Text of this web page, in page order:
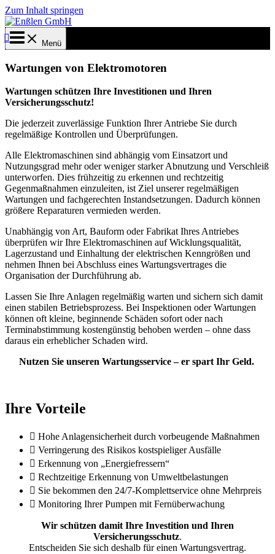
Zum Inhalt springen
Menü
Wartungen von Elektromotoren
Wartungen schützen Ihre Investitionen und Ihren
Versicherungsschutz!
Die jederzeit zuverlässige Funktion Ihrer Antriebe Sie durch
regelmäßige Kontrollen und Überprüfungen.
Alle Elektromaschinen sind abhängig vom Einsatzort und
Nutzungsgrad mehr oder weniger starker Abnutzung und Verschleiß
unterworfen. Dies frühzeitig zu erkennen und rechtzeitig
Gegenmaßnahmen einzuleiten, ist Ziel unserer regelmäßigen
Wartungen und fachgerechten Instandsetzungen. Dadurch können
größere Reparaturen vermieden werden.
Unabhängig von Art, Bauform oder Fabrikat Ihres Antriebes
überprüfen wir Ihre Elektromaschinen auf Wicklungsqualität,
Lagerzustand und Einhaltung der elektrischen Kenngrößen und
nehmen Ihnen bei Abschluss eines Wartungsvertrages die
Organisation der Durchführung ab.
Lassen Sie Ihre Anlagen regelmäßig warten und sichern sich damit
einen stabilen Betriebsprozess. Bei Inspektionen oder Wartungen
können oft kleine, beginnende Schäden sofort oder nach
Terminabstimmung kostengünstig behoben werden – ohne dass
daraus ein erheblicher Schaden wird.
Nutzen Sie unseren Wartungsservice – er spart Ihr Geld.
Ihre Vorteile
Hohe Anlagensicherheit durch vorbeugende Maßnahmen
Verringerung des Risikos kostspieliger Ausfälle
Erkennung von „Energiefressern“
Rechtzeitige Erkennung von Umweltbelastungen
Sie bekommen den 24/7-Komplettservice ohne Mehrpreis
Monitoring Ihrer Pumpen mit Fernüberwachung
Wir schützen damit Ihre Investition und Ihren
Versicherungsschutz.
Entscheiden Sie sich deshalb für einen Wartungsvertrag.